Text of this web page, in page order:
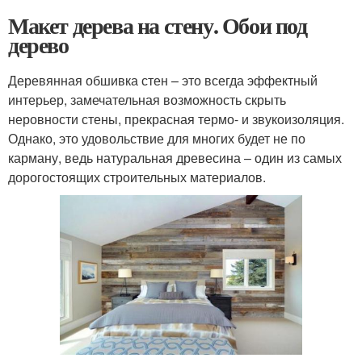
Макет дерева на стену. Обои под
дерево
Деревянная обшивка стен – это всегда эффектный
интерьер, замечательная возможность скрыть
неровности стены, прекрасная термо- и звукоизоляция.
Однако, это удовольствие для многих будет не по
карману, ведь натуральная древесина – один из самых
дорогостоящих строительных материалов.